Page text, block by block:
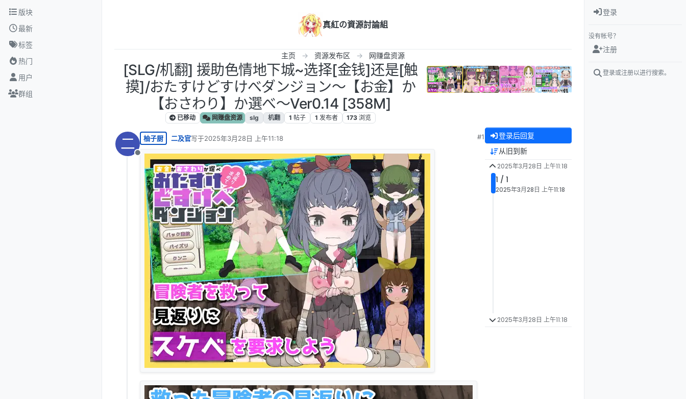
跳转至内容
版块
最新
标签
热门
用户
群组
真紅の資源討論組
主页 资源发布区 网赚盘资源
[SLG/机翻] 援助色情地下城~选择[金钱]还是[触
摸]/おたすけどすけべダンジョン～【お金】か
【おさわり】か選べ～Ver0.14 [358M]
已移动 网赚盘资源 slg 机翻 1 帖子 1 发布者 173 浏览
二
离线
柚子厨 二及官写于2025年3月28日 上午11:18
最后由 编辑
#1 登录后回复
从旧到新
2025年3月28日 上午11:18
1 / 1
2025年3月28日 上午11:18
2025年3月28日 上午11:18
登录
没有帐号？
注册
登录或注册以进行搜索。